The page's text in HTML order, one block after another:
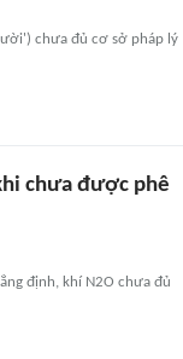
chưa đủ cơ sở pháp lý
chưa được phê
định, khí N2O chưa đủ